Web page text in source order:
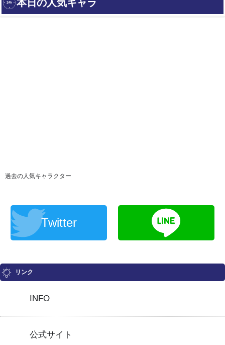
過去の人気キャラクター
Twitter
リンク
INFO
公式サイト